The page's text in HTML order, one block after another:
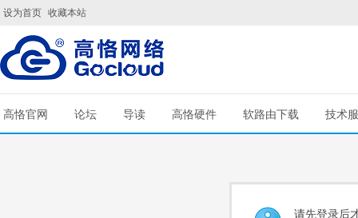
设为首页 收藏本站
高恪官网 论坛 导读 高恪硬件 软路由下载 技术
请先登录后